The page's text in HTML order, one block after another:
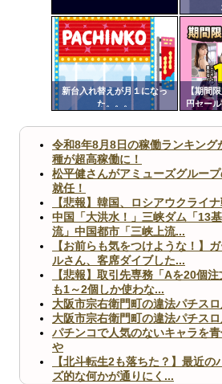
Powered by livedoor 相互RSS
新台入れ替えが月１になっ
た。。。
【期間
円セー
定リ
ンク
自動
更新
ツー
令和8年8月8日の稼働ランキング
種が超高稼働に！
松平健さんがアミューズグルー
就任！
【悲報】韓国、ロシアウクライ
中国「大洪水！」三峡ダム「13
流」中国都市「三峡上流...
【お前らも気をつけような！】
ルさん、客席ダイブした...
【悲報】取引先専務「Aを20個
も1～2個しか使わな...
大阪市宗右衛門町の違法パチス
大阪市宗右衛門町の違法パチス
パチンコで人気のないキャラを
や
【北斗転生2も落ちた？】最近の
ズ的な何かが通りにく...